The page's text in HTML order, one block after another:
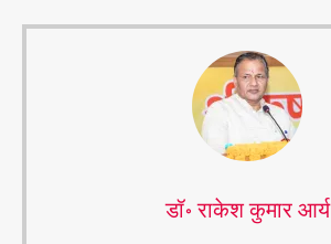
डॉ॰ राकेश कुमार आर्य